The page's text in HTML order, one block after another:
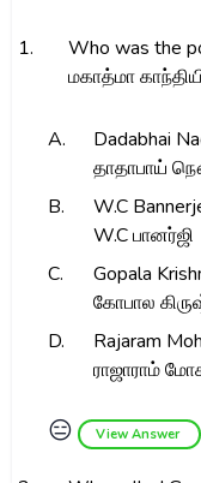
1.
Who was the
மகாத்மா
A.
Dadabhai
தாதாபாய்
B.
W.C
W.C பானர்ஜி
C.
Gopala
கோபால
D.
Rajaram
ராஜாராம்
😑 View Answer